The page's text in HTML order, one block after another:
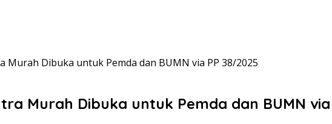
Murah Dibuka untuk Pemda dan BUMN via PP 38/2025
Murah Dibuka untuk Pemda dan BUMN via